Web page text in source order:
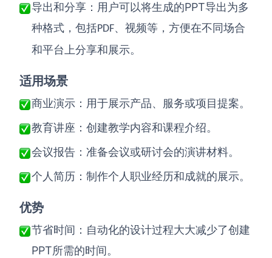
导出和分享 ： 用户可以将生成的PPT导出为多
种格式，包括PDF、视频等，方便在不同场合
和平台上分享和展示。
适用场景
商业演示：用于展示产品、服务或项目提案。
教育讲座：创建教学内容和课程介绍。
会议报告：准备会议或研讨会的演讲材料。
个人简历：制作个人职业经历和成就的展示。
优势
节省时间：自动化的设计过程大大减少了创建
PPT所需的时间。